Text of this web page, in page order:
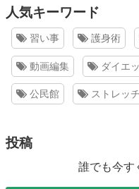
人気キーワード
習い事 護身術
動画編集 ダイエ
公民館 ストレッチ
投稿
誰でも今す